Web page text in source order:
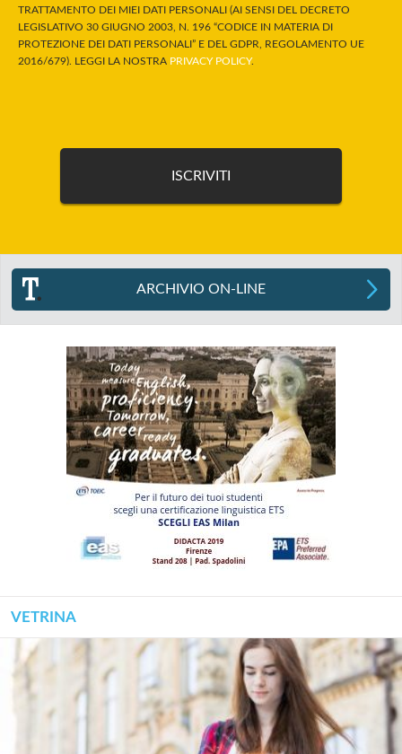
TRATTAMENTO DEI MIEI DATI PERSONALI (AI SENSI DEL DECRETO
LEGISLATIVO 30 GIUGNO 2003, N. 196 “CODICE IN MATERIA DI
PROTEZIONE DEI DATI PERSONALI” E DEL GDPR, REGOLAMENTO UE
2016/679). LEGGI LA NOSTRA PRIVACY POLICY.
ARCHIVIO ON-LINE
VETRINA